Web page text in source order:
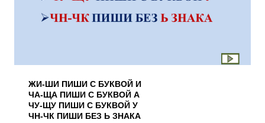
ЖИ-ШИ ПИШИ С БУКВОЙ И
ЧА-ЩА ПИШИ С БУКВОЙ А
ЧУ-ЩУ ПИШИ С БУКВОЙ У
ЧН-ЧК ПИШИ БЕЗ Ь ЗНАКА